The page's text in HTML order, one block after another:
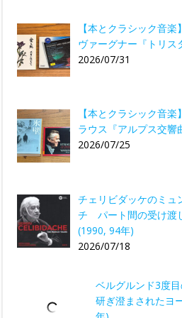
【本とクラシック音
ヴァーグナー『トリス
2026/07/31
【本とクラシック音
ラウス『アルプス交響
2026/07/25
チェリビダッケのミュ
チ パート間の受け渡
(1990, 94年)
2026/07/18
ベルグルンド3度
研ぎ澄まされたヨ